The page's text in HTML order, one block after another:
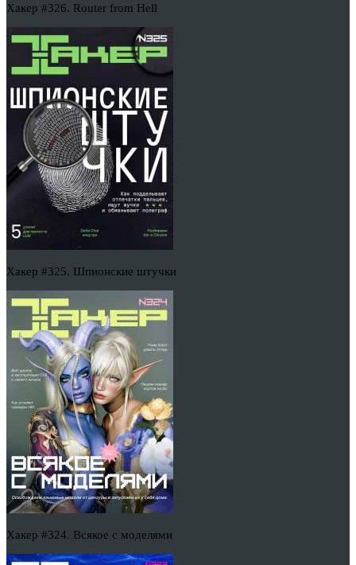
Хакер #326. Router from Hell
Хакер #325. Шпионские штучки
Хакер #324. Всякое с моделями